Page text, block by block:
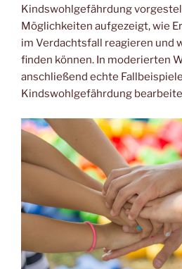
Kindswohlgefährdung
Möglichkeiten aufgezeigt, wie
im Verdachtsfall reagieren und
finden können. In moderierten
anschließend echte
Kindswohlgefährdung